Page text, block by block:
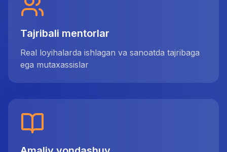
Tajribali mentorlar
Real loyihalarda ishlagan va sanoatda tajribaga
ega mutaxassislar